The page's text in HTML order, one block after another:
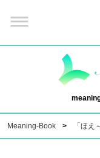
Meaning-Book 「ほ